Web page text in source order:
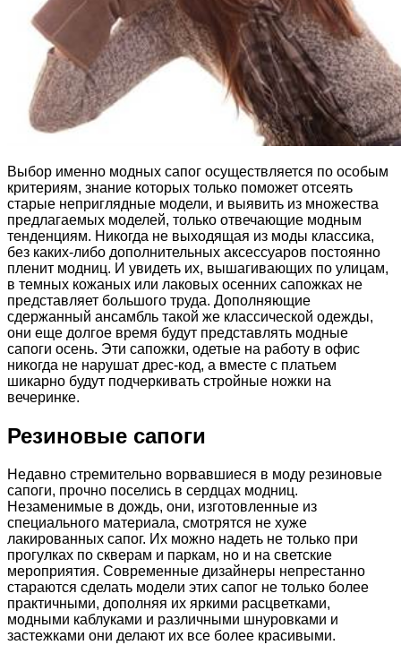
Выбор именно модных сапог осуществляется по особым
критериям, знание которых только поможет отсеять
старые неприглядные модели, и выявить из множества
предлагаемых моделей, только отвечающие модным
тенденциям. Никогда не выходящая из моды классика,
без каких-либо дополнительных аксессуаров постоянно
пленит модниц. И увидеть их, вышагивающих по улицам,
в темных кожаных или лаковых осенних сапожках не
представляет большого труда. Дополняющие
сдержанный ансамбль такой же классической одежды,
они еще долгое время будут представлять модные
сапоги осень. Эти сапожки, одетые на работу в офис
никогда не нарушат дрес-код, а вместе с платьем
шикарно будут подчеркивать стройные ножки на
вечеринке.
Резиновые сапоги
Недавно стремительно ворвавшиеся в моду резиновые
сапоги, прочно поселись в сердцах модниц.
Незаменимые в дождь, они, изготовленные из
специального материала, смотрятся не хуже
лакированных сапог. Их можно надеть не только при
прогулках по скверам и паркам, но и на светские
мероприятия. Современные дизайнеры непрестанно
стараются сделать модели этих сапог не только более
практичными, дополняя их яркими расцветками,
модными каблуками и различными шнуровками и
застежками они делают их все более красивыми.